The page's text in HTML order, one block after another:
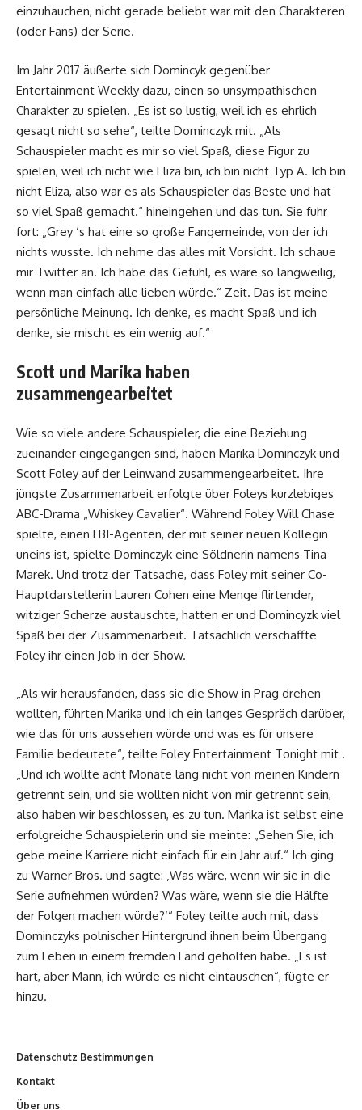
einzuhauchen, nicht gerade beliebt war mit den Charakteren
(oder Fans) der Serie.
Im Jahr 2017 äußerte sich Domincyk gegenüber
Entertainment Weekly dazu, einen so unsympathischen
Charakter zu spielen. „Es ist so lustig, weil ich es ehrlich
gesagt nicht so sehe“, teilte Dominczyk mit. „Als
Schauspieler macht es mir so viel Spaß, diese Figur zu
spielen, weil ich nicht wie Eliza bin, ich bin nicht Typ A. Ich bin
nicht Eliza, also war es als Schauspieler das Beste und hat
so viel Spaß gemacht.“ hineingehen und das tun. Sie fuhr
fort: „Grey ‘s hat eine so große Fangemeinde, von der ich
nichts wusste. Ich nehme das alles mit Vorsicht. Ich schaue
mir Twitter an. Ich habe das Gefühl, es wäre so langweilig,
wenn man einfach alle lieben würde.“ Zeit. Das ist meine
persönliche Meinung. Ich denke, es macht Spaß und ich
denke, sie mischt es ein wenig auf.“
Scott und Marika haben
zusammengearbeitet
Wie so viele andere Schauspieler, die eine Beziehung
zueinander eingegangen sind, haben Marika Dominczyk und
Scott Foley auf der Leinwand zusammengearbeitet. Ihre
jüngste Zusammenarbeit erfolgte über Foleys kurzlebiges
ABC-Drama „Whiskey Cavalier“. Während Foley Will Chase
spielte, einen FBI-Agenten, der mit seiner neuen Kollegin
uneins ist, spielte Dominczyk eine Söldnerin namens Tina
Marek. Und trotz der Tatsache, dass Foley mit seiner Co-
Hauptdarstellerin Lauren Cohen eine Menge flirtender,
witziger Scherze austauschte, hatten er und Domincyzk viel
Spaß bei der Zusammenarbeit. Tatsächlich verschaffte
Foley ihr einen Job in der Show.
„Als wir herausfanden, dass sie die Show in Prag drehen
wollten, führten Marika und ich ein langes Gespräch darüber,
wie das für uns aussehen würde und was es für unsere
Familie bedeutete“, teilte Foley Entertainment Tonight mit .
„Und ich wollte acht Monate lang nicht von meinen Kindern
getrennt sein, und sie wollten nicht von mir getrennt sein,
also haben wir beschlossen, es zu tun. Marika ist selbst eine
erfolgreiche Schauspielerin und sie meinte: „Sehen Sie, ich
gebe meine Karriere nicht einfach für ein Jahr auf.“ Ich ging
zu Warner Bros. und sagte: ‚Was wäre, wenn wir sie in die
Serie aufnehmen würden? Was wäre, wenn sie die Hälfte
der Folgen machen würde?‘“ Foley teilte auch mit, dass
Dominczyks polnischer Hintergrund ihnen beim Übergang
zum Leben in einem fremden Land geholfen habe. „Es ist
hart, aber Mann, ich würde es nicht eintauschen“, fügte er
hinzu.
Datenschutz Bestimmungen
Kontakt
Über uns